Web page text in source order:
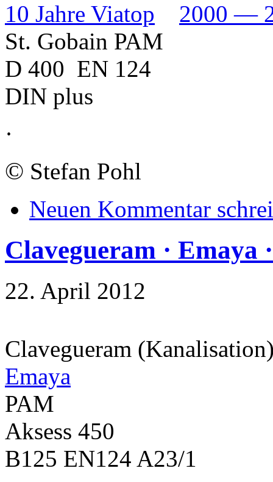
10 Jahre Viatop
2000 —
St. Gobain PAM
D 400 EN 124
DIN plus
·
© Stefan Pohl
Neuen Kommentar
Clavegueram · Emaya
22. April 2012
Clavegueram
Emaya
PAM
Aksess 450
B125 EN124 A23/1